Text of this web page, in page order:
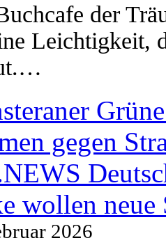
der
Leichtigkeit,
gegen
wollen neue
2026